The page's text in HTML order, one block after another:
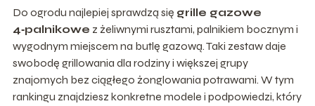
Do ogrodu najlepiej sprawdzą się grille gazowe
4‑palnikowe z żeliwnymi rusztami, palnikiem bocznym i
wygodnym miejscem na butlę gazową. Taki zestaw daje
swobodę grillowania dla rodziny i większej grupy
znajomych bez ciągłego żonglowania potrawami. W tym
rankingu znajdziesz konkretne modele i podpowiedzi, który